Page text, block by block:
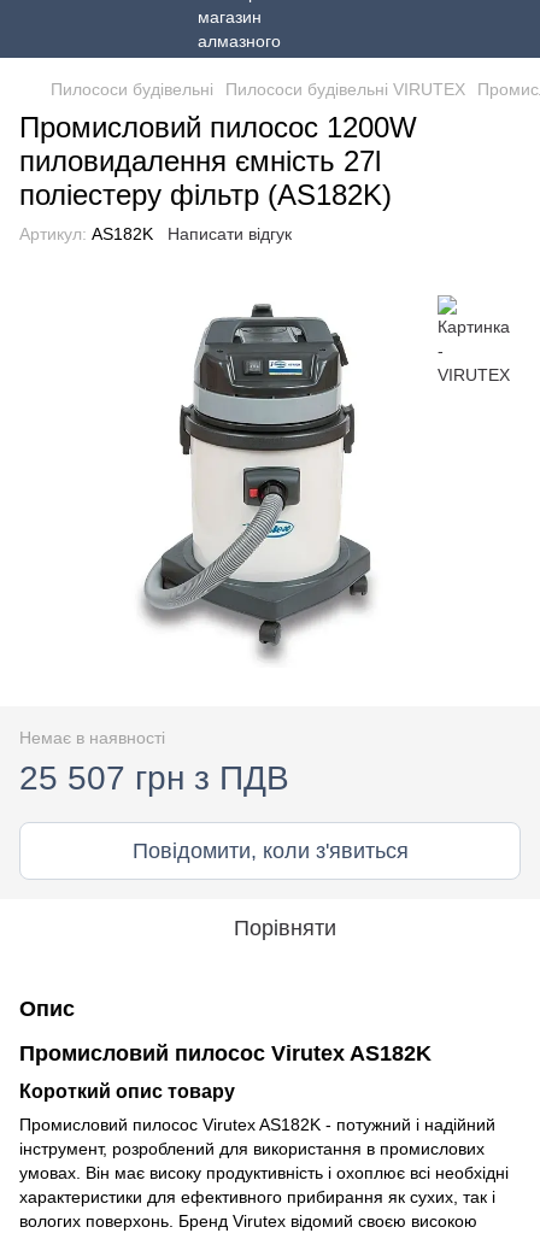
Пилососи будівельні Пилососи будівельні VIRUTEX
Промисловий пилосос 1200W
пиловидалення ємність 27l
поліестеру фільтр (AS182K)
Артикул: AS182K Написати відгук
Немає в наявності
25 507 грн з ПДВ
Повідомити, коли з'явиться
Порівняти
Опис
Промисловий пилосос Virutex AS182K
Короткий опис товару
Промисловий пилосос Virutex AS182K - потужний і надійний
інструмент, розроблений для використання в промислових
умовах. Він має високу продуктивність і охоплює всі необхідні
характеристики для ефективного прибирання як сухих, так і
вологих поверхонь. Бренд Virutex відомий своєю високою